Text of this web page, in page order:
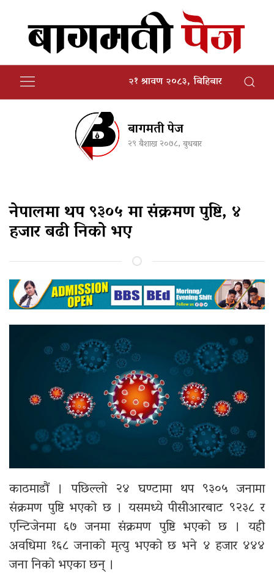
२१ श्रावण २०८३, बिहिबार
बागमती पेज
२९ बैशाख २०७८, बुधबार
नेपालमा थप ९३०५ मा संक्रमण पुष्टि, ४
हजार बढी निको भए
काठमाडौं । पछिल्लो २४ घण्टामा थप ९३०५ जनामा
संक्रमण पुष्टि भएको छ । यसमध्ये पीसीआरबाट ९२३८ र
एन्टिजेनमा ६७ जनमा संक्रमण पुष्टि भएको छ । यही
अवधिमा १६८ जनाको मृत्यु भएको छ भने ४ हजार ४४४
जना निको भएका छन् ।